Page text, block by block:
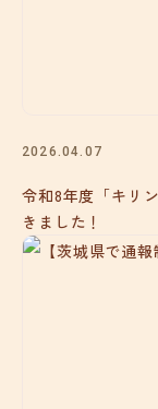
2026.04.07
令和8年度「キリ
きました！